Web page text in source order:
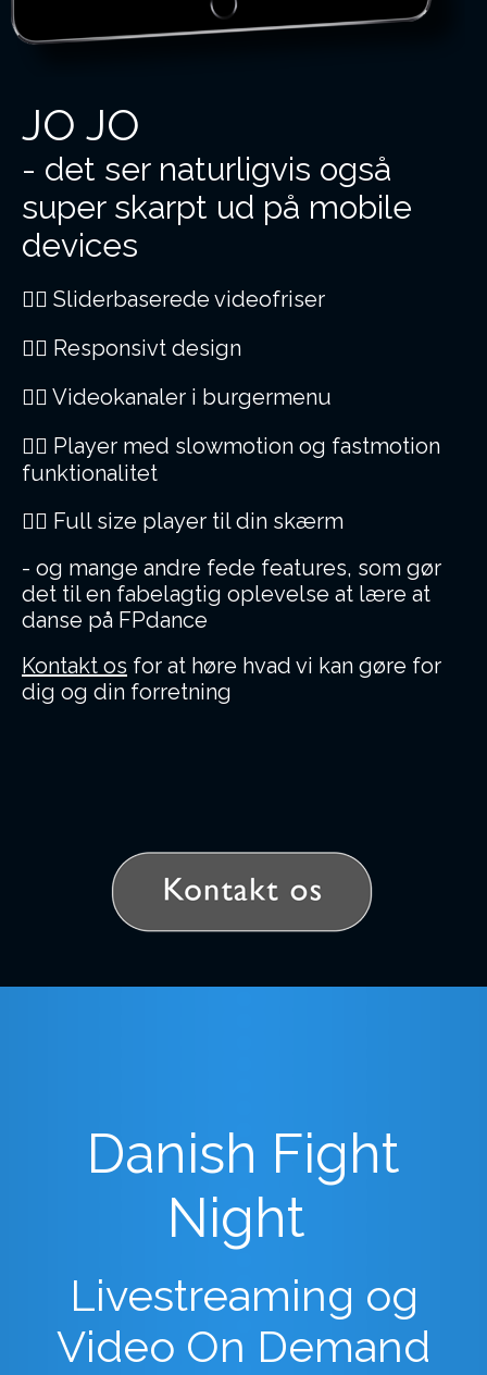
JO JO
- det ser naturligvis også
super skarpt ud på mobile
devices
👯‍♂️ Sliderbaserede videofriser
👯‍♂️ Responsivt design
👯‍♂️ Videokanaler i burgermenu
👯‍♂️ Player med slowmotion og fastmotion
funktionalitet
👯‍♂️ Full size player til din skærm
- og mange andre fede features, som gør
det til en fabelagtig oplevelse at lære at
danse på FPdance
Kontakt os for at høre hvad vi kan gøre for
dig og din forretning
Danish Fight
Night
Livestreaming og
Video On Demand